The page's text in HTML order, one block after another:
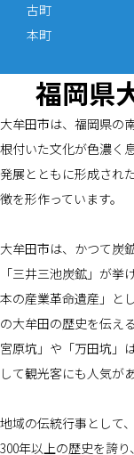
古町
本町
福岡県
大牟田市は、福岡県の
根付いた文化が色濃く
発展とともに形成され
徴を形作っています。
大牟田市は、かつて炭
「三井三池炭鉱」が
本の産業革命遺産」と
の大牟田の歴史を伝え
宮原坑」や「万田坑」
して観光客にも人気が
地域の伝統行事として
300年以上の歴史を誇